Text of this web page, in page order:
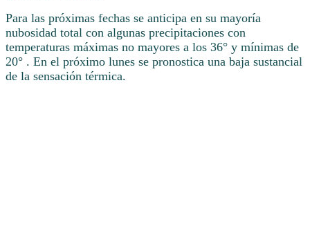
Para las próximas fechas se anticipa en su mayoría
nubosidad total con algunas precipitaciones con
temperaturas máximas no mayores a los 36° y mínimas de
20° . En el próximo lunes se pronostica una baja sustancial
de la sensación térmica.